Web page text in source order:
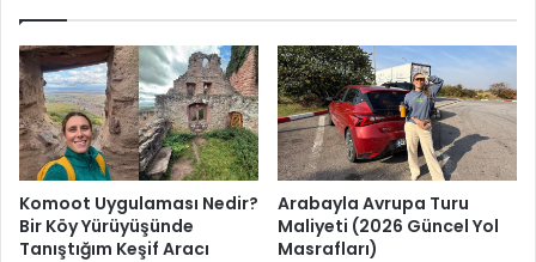
Komoot Uygulaması Nedir?
Bir Köy Yürüyüşünde
Tanıştığım Keşif Aracı
Arabayla Avrupa Turu
Maliyeti (2026 Güncel Yol
Masrafları)